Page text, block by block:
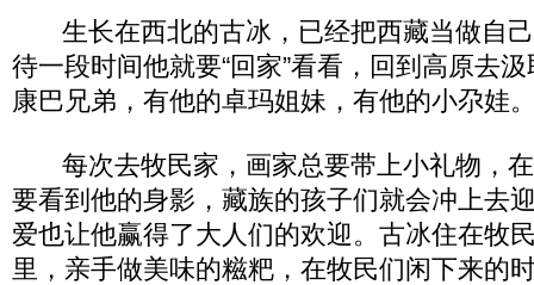
生长在西北的古冰，已经把西藏当做自己
待一段时间他就要“回家”看看，回到高原去
康巴兄弟，有他的卓玛姐妹，有他的小尕娃
每次去牧民家，画家总要带上小礼物，在
要看到他的身影，藏族的孩子们就会冲上去
爱也让他赢得了大人们的欢迎。古冰住在牧
里，亲手做美味的糍粑，在牧民们闲下来的